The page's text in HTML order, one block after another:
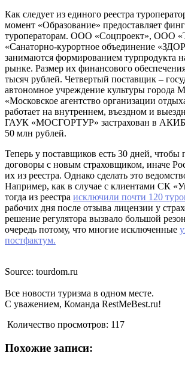
Как следует из единого реестра
момент «Образование» предоставляет
туроператорам. ООО «Соцпроект», ООО
«Санаторно-курортное объединение
занимаются формированием турпродукта
рынке. Размер их финансового
тысяч рублей. Четвертый поставщик –
автономное учреждение культуры города
«Московское агентство организации
работает на внутреннем, въездном и
ГАУК «МОСГОРТУР» застрахован в АКИБ
50 млн рублей.
Теперь у поставщиков есть 30 дней, чтобы
договоры с новым страховщиком, иначе
их из реестра. Однако сделать это
Например, как в случае с клиентами СК
тогда из реестра исключили почти 120
рабочих дня после отзыва лицензии у
решение регулятора вызвало большой
очередь потому, что многие исключенные
постфактум.
Source: tourdom.ru
Все новости туризма в одном месте.
С уважением, Команда RestMeBest.ru!
Количество просмотров: 117
Похожие записи: